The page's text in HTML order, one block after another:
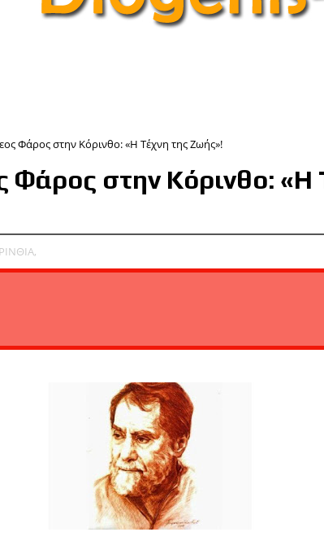
Φάρος στην Κόρινθο: «Η Τέχνη της Ζωής»!
Φάρος στην Κόρινθο: «Η